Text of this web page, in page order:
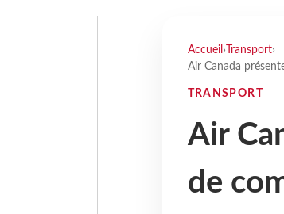
Accueil › Transport›
Air Canada
TRANSPORT
Air
de